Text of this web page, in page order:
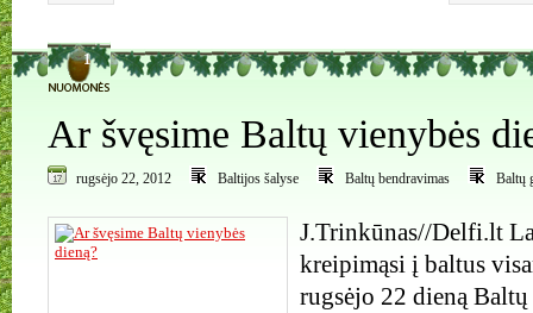
1
Ar švęsime Baltų vienybės
rugsėjo 22, 2012 Baltijos šalyse Baltų bendravimas Baltų
J.Trinkūnas//Delfi.lt
kreipimąsi į baltus
rugsėjo 22 dieną